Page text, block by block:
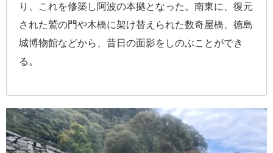
り、これを修築し阿波の本拠となった。南東に、復元
された鷲の門や木橋に架け替えられた数奇屋橋、徳島
城博物館などから、昔日の面影をしのぶことができ
る。